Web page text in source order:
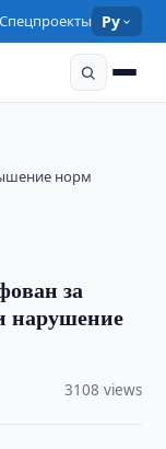
Спецпроекты Ру
норм
за
нарушение
3108 views